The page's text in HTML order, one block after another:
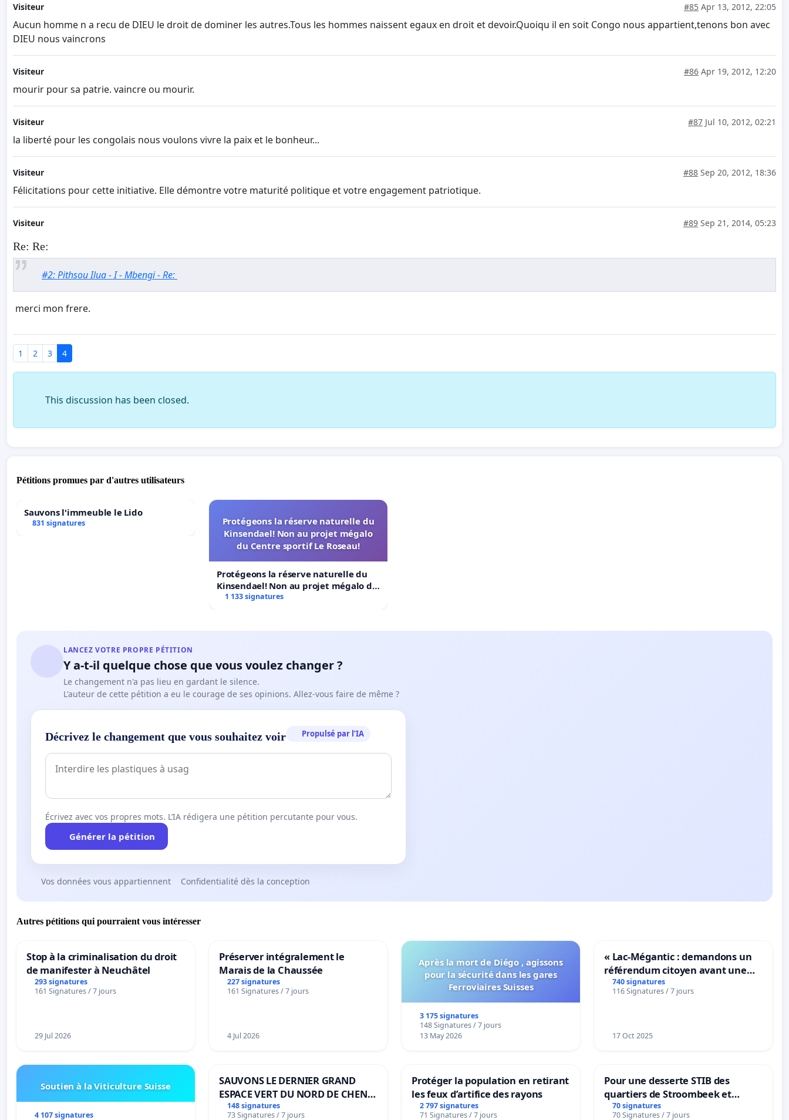
Visiteur #85 Apr 13, 2012, 22:05
Aucun homme n a recu de DIEU le droit de dominer les autres.Tous les hommes naissent egaux en droit et devoir.Quoiqu il en soit Congo nous appartient,tenons bon avec
DIEU nous vaincrons
Visiteur #86 Apr 19, 2012, 12:20
mourir pour sa patrie. vaincre ou mourir.
Visiteur #87 Jul 10, 2012, 02:21
la liberté pour les congolais nous voulons vivre la paix et le bonheur...
Visiteur #88 Sep 20, 2012, 18:36
Félicitations pour cette initiative. Elle démontre votre maturité politique et votre engagement patriotique.
Visiteur #89 Sep 21, 2014, 05:23
Re: Re:
#2: Pithsou Ilua - I - Mbengi - Re:
merci mon frere.
1 2 3 4
This discussion has been closed.
Pétitions promues par d'autres utilisateurs
Sauvons l'immeuble le Lido
831 signatures
Protégeons la réserve naturelle du
Kinsendael! Non au projet mégalo
du Centre sportif Le Roseau!
Protégeons la réserve naturelle du
Kinsendael! Non au projet mégalo du
Centre sportif Le Roseau!
1 133 signatures
LANCEZ VOTRE PROPRE PÉTITION
Y a-t-il quelque chose que vous voulez changer ?
Le changement n'a pas lieu en gardant le silence.
L'auteur de cette pétition a eu le courage de ses opinions. Allez-vous faire de même ?
Décrivez le changement que vous souhaitez voir Propulsé par l’IA
Écrivez avec vos propres mots. L’IA rédigera une pétition percutante pour vous.
Générer la pétition
Vos données vous appartiennent Confidentialité dès la conception
Autres pétitions qui pourraient vous intéresser
Stop à la criminalisation du droit
de manifester à Neuchâtel
293 signatures
161 Signatures / 7 jours
29 Jul 2026
Préserver intégralement le
Marais de la Chaussée
227 signatures
161 Signatures / 7 jours
4 Jul 2026
Après la mort de Diégo , agissons
pour la sécurité dans les gares
Ferroviaires Suisses
3 175 signatures
148 Signatures / 7 jours
13 May 2026
« Lac-Mégantic : demandons un
référendum citoyen avant une
transformation irréversible de
notre territoire »
740 signatures
116 Signatures / 7 jours
17 Oct 2025
Soutien à la Viticulture Suisse
4 107 signatures
SAUVONS LE DERNIER GRAND
ESPACE VERT DU NORD DE CHENE-
BOUGERIES
148 signatures
73 Signatures / 7 jours
Protéger la population en retirant
les feux d’artifice des rayons
2 797 signatures
71 Signatures / 7 jours
Pour une desserte STIB des
quartiers de Stroombeek et
Beauval - Voor een MIVB-
70 signatures
70 Signatures / 7 jours